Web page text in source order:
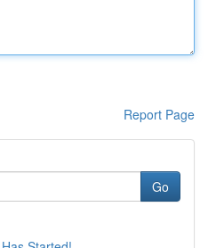
Report Page
Go